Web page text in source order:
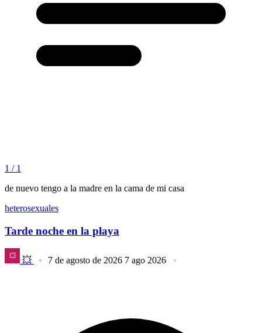
1 / 1
de nuevo tengo a la madre en la cama de mi casa
heterosexuales
Tarde noche en la playa
💥 7 de agosto de 2026 7 ago 2026